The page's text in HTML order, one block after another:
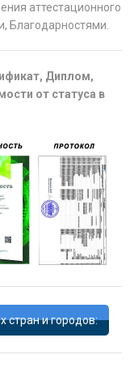
аттестационного
Благодарностями.
Диплом,
от статуса в
стран и городов: